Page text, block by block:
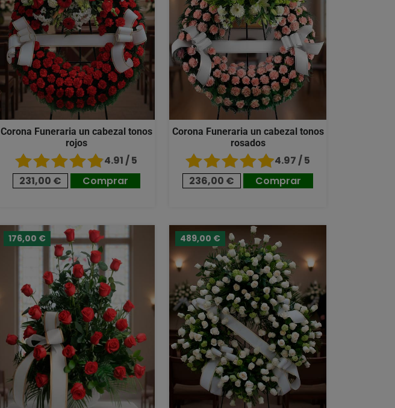
Corona Funeraria un cabezal tonos
rojos
4.91 / 5
231,00 €
Comprar
Corona Funeraria un cabezal tonos
rosados
4.97 / 5
236,00 €
Comprar
176,00 € 489,00 €